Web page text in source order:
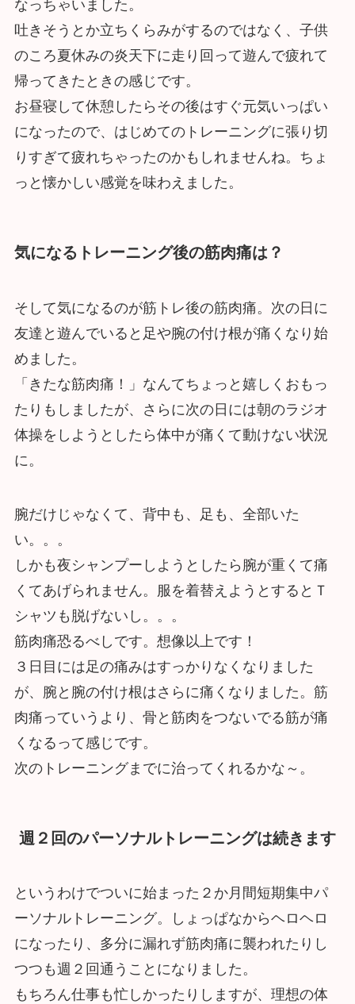
なっちゃいました。
吐きそうとか立ちくらみがするのではなく、子供
のころ夏休みの炎天下に走り回って遊んで疲れて
帰ってきたときの感じです。
お昼寝して休憩したらその後はすぐ元気いっぱい
になったので、はじめてのトレーニングに張り切
りすぎて疲れちゃったのかもしれませんね。ちょ
っと懐かしい感覚を味わえました。
気になるトレーニング後の筋肉痛は？
そして気になるのが筋トレ後の筋肉痛。次の日に
友達と遊んでいると足や腕の付け根が痛くなり始
めました。
「きたな筋肉痛！」なんてちょっと嬉しくおもっ
たりもしましたが、さらに次の日には朝のラジオ
体操をしようとしたら体中が痛くて動けない状況
に。
腕だけじゃなくて、背中も、足も、全部いた
い。。。
しかも夜シャンプーしようとしたら腕が重くて痛
くてあげられません。服を着替えようとするとＴ
シャツも脱げないし。。。
筋肉痛恐るべしです。想像以上です！
３日目には足の痛みはすっかりなくなりました
が、腕と腕の付け根はさらに痛くなりました。筋
肉痛っていうより、骨と筋肉をつないでる筋が痛
くなるって感じです。
次のトレーニングまでに治ってくれるかな～。
週２回のパーソナルトレーニングは続きます
というわけでついに始まった２か月間短期集中パ
ーソナルトレーニング。しょっぱなからヘロヘロ
になったり、多分に漏れず筋肉痛に襲われたりし
つつも週２回通うことになりました。
もちろん仕事も忙しかったりしますが、理想の体